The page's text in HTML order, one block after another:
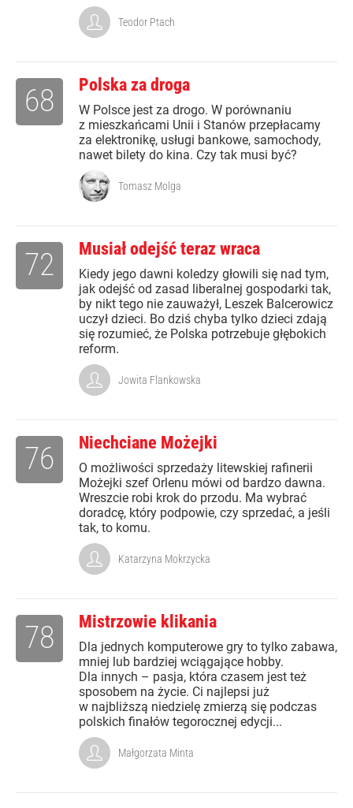
Teodor Ptach
Polska za droga
W Polsce jest za drogo. W porównaniu
z mieszkańcami Unii i Stanów przepłacamy
za elektronikę, usługi bankowe, samochody,
nawet bilety do kina. Czy tak musi być?
68
Tomasz Molga
Musiał odejść teraz wraca
Kiedy jego dawni koledzy głowili się nad tym,
jak odejść od zasad liberalnej gospodarki tak,
by nikt tego nie zauważył, Leszek Balcerowicz
uczył dzieci. Bo dziś chyba tylko dzieci zdają
się rozumieć, że Polska potrzebuje głębokich
reform.
72
Jowita Flankowska
Niechciane Możejki
O możliwości sprzedaży litewskiej rafinerii
Możejki szef Orlenu mówi od bardzo dawna.
Wreszcie robi krok do przodu. Ma wybrać
doradcę, który podpowie, czy sprzedać, a jeśli
tak, to komu.
76
Katarzyna Mokrzycka
Mistrzowie klikania
Dla jednych komputerowe gry to tylko zabawa,
mniej lub bardziej wciągające hobby.
Dla innych – pasja, która czasem jest też
sposobem na życie. Ci najlepsi już
w najbliższą niedzielę zmierzą się podczas
polskich finałów tegorocznej edycji...
78
Małgorzata Minta